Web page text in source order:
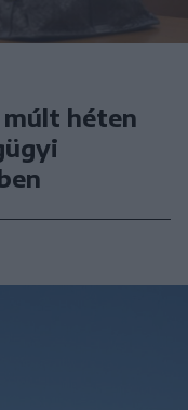
múlt héten